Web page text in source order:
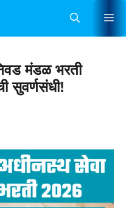
मंडळ भरती
सुवर्णसंधी!